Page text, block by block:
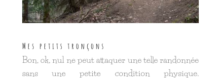
Mes petits tronçons
Bon, ok, nul ne peut attaquer une telle randonnée
sans une petite condition physique.